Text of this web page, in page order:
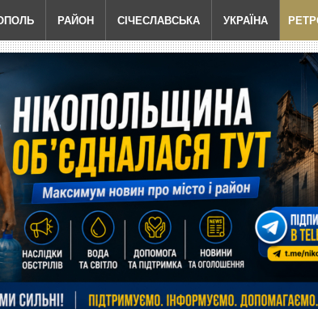
РАЙОН СІЧЕСЛАВСЬКА УКРАЇНА